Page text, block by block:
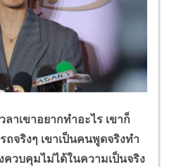
เขาอยากทำอะไร เขาก็
จริงๆ เขาเป็นคนพูดจริงทำ
ควบคุมไม่ได้ในความเป็นจริง